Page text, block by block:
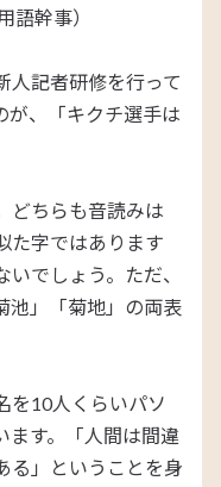
語幹事）
記者研修を行って
が、「キクチ選手は
どちらも音読みは
た字ではあります
でしょう。ただ、
池」「菊地」の両表
を10人くらいパソ
ます。「人間は間違
る」ということを身